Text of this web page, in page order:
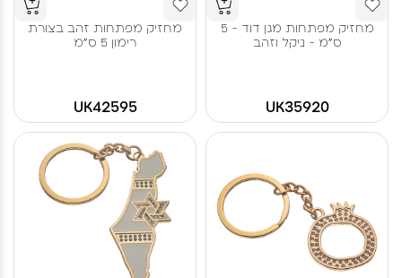
מחזיק מפתחות מגן דוד - 5
ס"מ - ניקל וזהב
UK35920
מחזיק מפתחות זהב בצורת
רימון 5 ס"מ
UK42595